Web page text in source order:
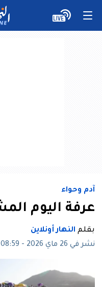
آدم وحواء
عرفة اليوم
بقلم النهار أونلاين
نشر في 26 ماي 2026 - 08:59